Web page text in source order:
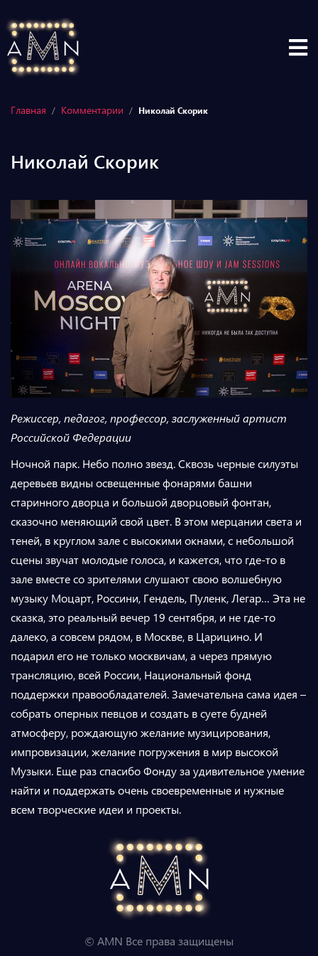
Главная / Комментарии / Николай Скорик
Николай Скорик
Режиссер, педагог, профессор, заслуженный артист
Российской Федерации
Ночной парк. Небо полно звезд. Сквозь черные силуэты
деревьев видны освещенные фонарями башни
старинного дворца и большой дворцовый фонтан,
сказочно меняющий свой цвет. В этом мерцании света и
теней, в круглом зале с высокими окнами, с небольшой
сцены звучат молодые голоса, и кажется, что где-то в
зале вместе со зрителями слушают свою волшебную
музыку Моцарт, Россини, Гендель, Пуленк, Легар… Эта не
сказка, это реальный вечер 19 сентября, и не где-то
далеко, а совсем рядом, в Москве, в Царицино. И
подарил его не только москвичам, а через прямую
трансляцию, всей России, Национальный фонд
поддержки правообладателей. Замечательна сама идея –
собрать оперных певцов и создать в суете будней
атмосферу, рождающую желание музицирования,
импровизации, желание погружения в мир высокой
Музыки. Еще раз спасибо Фонду за удивительное умение
найти и поддержать очень своевременные и нужные
всем творческие идеи и проекты.
© AMN Все права защищены